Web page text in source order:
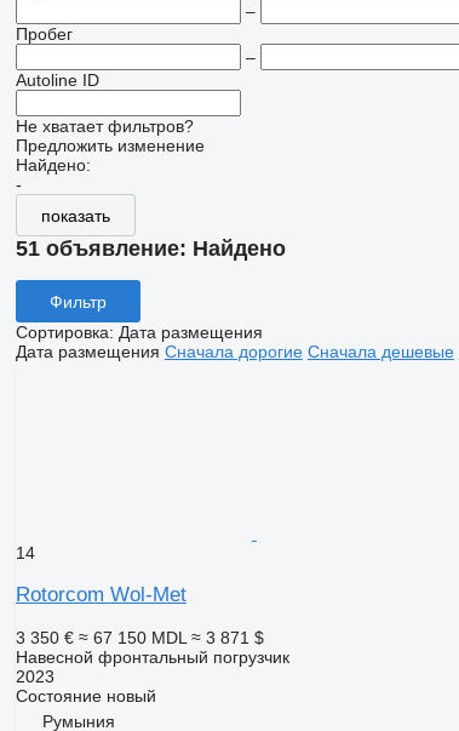
–
Пробег
–
Autoline ID
Не хватает фильтров?
Предложить изменение
Найдено:
-
показать
51 объявление: Найдено
Фильтр
Сортировка: Дата размещения
Дата размещения Сначала дорогие Сначала дешевые
14
Rotorcom Wol-Met
3 350 € ≈ 67 150 MDL ≈ 3 871 $
Навесной фронтальный погрузчик
2023
Состояниеновый
Румыния